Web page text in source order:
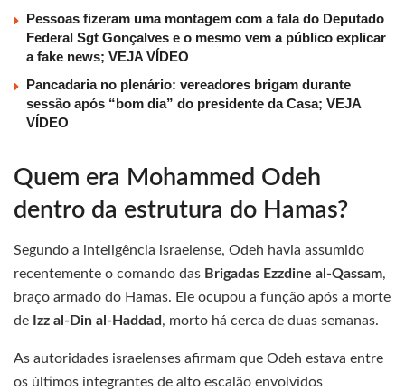
Pessoas fizeram uma montagem com a fala do Deputado
Federal Sgt Gonçalves e o mesmo vem a público explicar
a fake news; VEJA VÍDEO
Pancadaria no plenário: vereadores brigam durante
sessão após “bom dia” do presidente da Casa; VEJA
VÍDEO
Quem era Mohammed Odeh
dentro da estrutura do Hamas?
Segundo a inteligência israelense, Odeh havia assumido
recentemente o comando das Brigadas Ezzdine al-Qassam,
braço armado do Hamas. Ele ocupou a função após a morte
de Izz al-Din al-Haddad, morto há cerca de duas semanas.
As autoridades israelenses afirmam que Odeh estava entre
os últimos integrantes de alto escalão envolvidos